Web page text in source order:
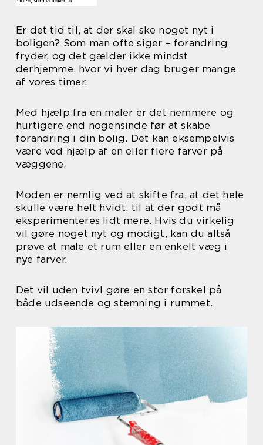
Er det tid til, at der skal ske noget nyt i
boligen? Som man ofte siger – forandring
fryder, og det gælder ikke mindst
derhjemme, hvor vi hver dag bruger mange
af vores timer.
Med hjælp fra en maler er det nemmere og
hurtigere end nogensinde før at skabe
forandring i din bolig. Det kan eksempelvis
være ved hjælp af en eller flere farver på
væggene.
Moden er nemlig ved at skifte fra, at det hele
skulle være helt hvidt, til at der godt må
eksperimenteres lidt mere. Hvis du virkelig
vil gøre noget nyt og modigt, kan du altså
prøve at male et rum eller en enkelt væg i
nye farver.
Det vil uden tvivl gøre en stor forskel på
både udseende og stemning i rummet.